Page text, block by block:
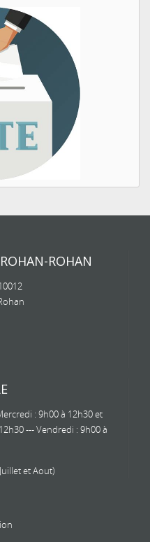
ROHAN
: 9h00 à 12h30 et
--- Vendredi : 9h00 à
et Aout)